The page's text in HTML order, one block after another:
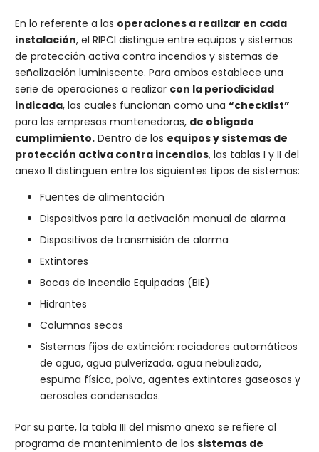
En lo referente a las operaciones a realizar en cada
instalación, el RIPCI distingue entre equipos y sistemas
de protección activa contra incendios y sistemas de
señalización luminiscente. Para ambos establece una
serie de operaciones a realizar con la periodicidad
indicada, las cuales funcionan como una “checklist”
para las empresas mantenedoras, de obligado
cumplimiento. Dentro de los equipos y sistemas de
protección activa contra incendios, las tablas I y II del
anexo II distinguen entre los siguientes tipos de sistemas:
Fuentes de alimentación
Dispositivos para la activación manual de alarma
Dispositivos de transmisión de alarma
Extintores
Bocas de Incendio Equipadas (BIE)
Hidrantes
Columnas secas
Sistemas fijos de extinción: rociadores automáticos
de agua, agua pulverizada, agua nebulizada,
espuma física, polvo, agentes extintores gaseosos y
aerosoles condensados.
Por su parte, la tabla III del mismo anexo se refiere al
programa de mantenimiento de los sistemas de